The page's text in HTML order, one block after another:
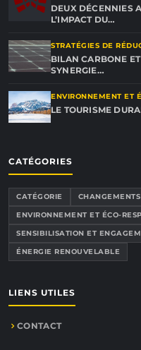
DEUX DÉCENNIES
L’IMPACT DU…
STRATÉGIES DE
BILAN CARBONE
SYNERGIE…
ENVIRONNEMENT ET
LE TOURISME
CATÉGORIES
CATÉGORIE
ENVIRONNEMENT ET ÉCO-
SENSIBILISATION ET
ÉNERGIE RENOUVELABLE
LIENS UTILES
CONTACT